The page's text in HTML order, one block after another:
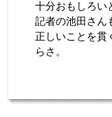
十分おもしろい
記者の池田さん
正しいことを貫
らさ。